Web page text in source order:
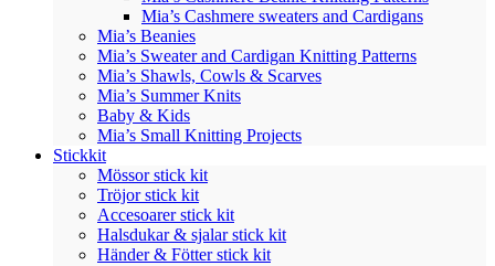
Mia’s Cashmere sweaters and Cardigans
Mia’s Beanies
Mia’s Sweater and Cardigan Knitting Patterns
Mia’s Shawls, Cowls & Scarves
Mia’s Summer Knits
Baby & Kids
Mia’s Small Knitting Projects
Stickkit
Mössor stick kit
Tröjor stick kit
Accesoarer stick kit
Halsdukar & sjalar stick kit
Händer & Fötter stick kit